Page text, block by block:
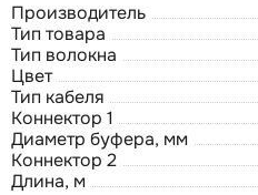
Производитель
Тип товара
Тип волокна
Цвет
Тип кабеля
Коннектор 1
Диаметр буфера, мм
Коннектор 2
Длина, м